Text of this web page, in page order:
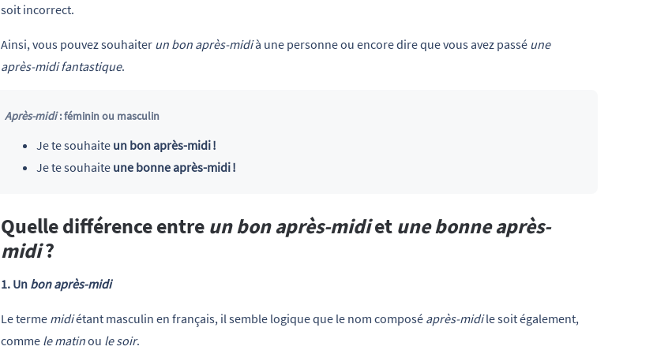
soit incorrect.
Ainsi, vous pouvez souhaiter un bon après-midià une personne ou encore dire que vous avez passé une
après-midi fantastique.
Après-midi: féminin ou masculin
Je te souhaite un bon après-midi !
Je te souhaite une bonne après-midi !
Quelle différence entre un bon après-midiet une bonne après-
midi?
1. Un bon après-midi
Le terme midiétant masculin en français, il semble logique que le nom composé après-midile soit également,
comme le matinou le soir.